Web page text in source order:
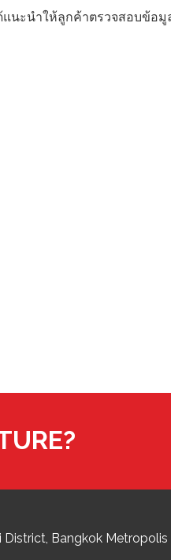
แนะนำให้ลูกค้าตรวจสอบข้อ
District, Bangkok Metropolis